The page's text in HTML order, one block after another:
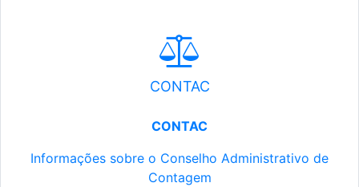
CONTAC
CONTAC
Informações sobre o Conselho Administrativo de
Contagem